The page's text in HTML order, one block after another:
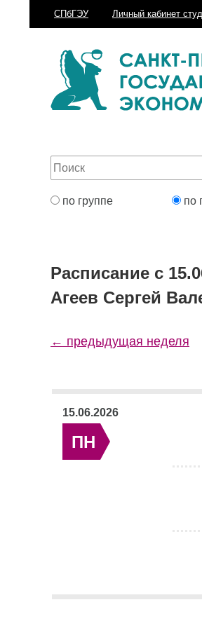
СПбГЭУ Личный кабинет
по группе по
Расписание с
Агеев Сергей
← предыдущая неделя
15.06.2026
ПН